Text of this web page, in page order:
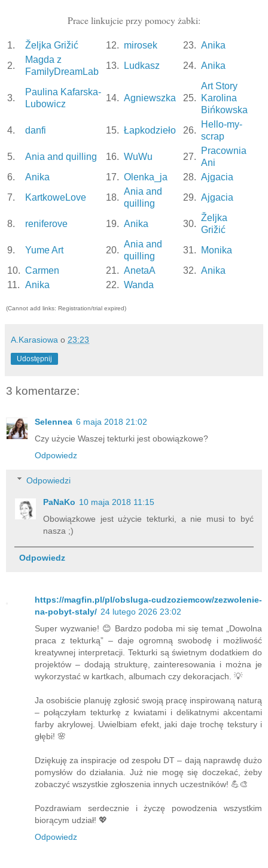
Prace linkujcie przy pomocy żabki:
1. Željka Grižić 12. mirosek 23. Anika
2.
Magda z
FamilyDreamLab
13. Ludkasz 24. Anika
3.
Paulina Kafarska-
Lubowicz
14. Agniewszka 25.
Art Story
Karolina
Bińkowska
4.
danfi 15. Łapkodzieło 26.
Hello-my-
scrap
5.
Ania and quilling 16. WuWu 27.
Pracownia
Ani
6.
Anika 17. Olenka_ja 28. Ajgacia
7.
KartkoweLove 18.
Ania and
quilling
29. Ajgacia
8. reniferove 19. Anika 30.
Željka
Grižić
9.
Yume Art 20.
Ania and
quilling
31.
Monika
10. Carmen 21. AnetaA 32. Anika
11. Anika 22. Wanda
(Cannot add links: Registration/trial expired)
A.Karasiowa o 23:23
Udostępnij
3 komentarze:
Selennea 6 maja 2018 21:02
Czy użycie Waszej tekturki jest obowiązkowe?
Odpowiedz
Odpowiedzi
PaNaKo 10 maja 2018 11:15
Obowiązkowe jest użycie tekturki, a nie musi to być
nasza ;)
Odpowiedz
https://magfin.pl/pl/obsluga-cudzoziemcow/zezwolenie-
na-pobyt-staly/ 24 lutego 2026 23:02
Super wyzwanie! 😊 Bardzo podoba mi się temat „Dowolna
praca z tekturką” – daje ogromną swobodę i możliwość
kreatywnej interpretacji. Tekturki są świetnym dodatkiem do
projektów – dodają strukturę, zainteresowania i można je
wykorzystać w kartkach, albumach czy dekoracjach. 💡
Ja osobiście planuję zgłosić swoją pracę inspirowaną naturą
– połączyłam tekturkę z kwiatami i delikatnymi akcentami
farby akrylowej. Uwielbiam efekt, jaki daje trochę tekstury i
głębi! 🌸
Dziękuję za inspiracje od zespołu DT – dają naprawdę dużo
pomysłów do działania. Już nie mogę się doczekać, żeby
zobaczyć wszystkie zgłoszenia innych uczestników! 💪🎨
Pozdrawiam serdecznie i życzę powodzenia wszystkim
biorącym udział! 💖
Odpowiedz